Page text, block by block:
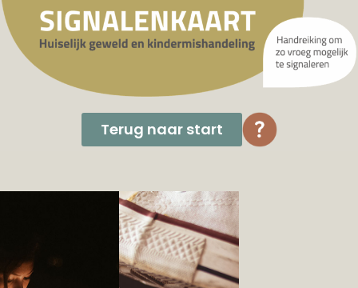
Terug naar start